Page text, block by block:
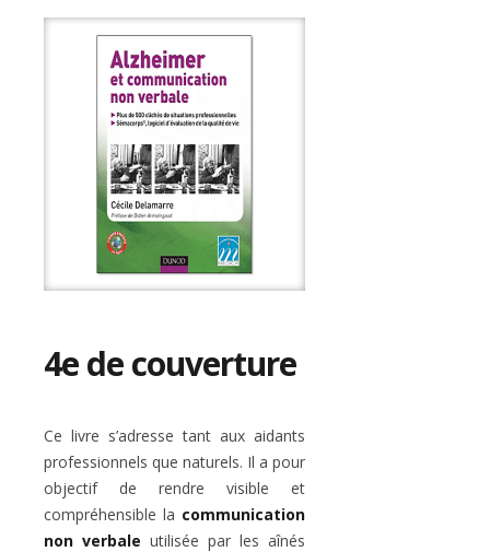
4e de couverture
Ce livre s’adresse tant aux aidants
professionnels que naturels. Il a pour
objectif de rendre visible et
compréhensible la communication
non verbale utilisée par les aînés